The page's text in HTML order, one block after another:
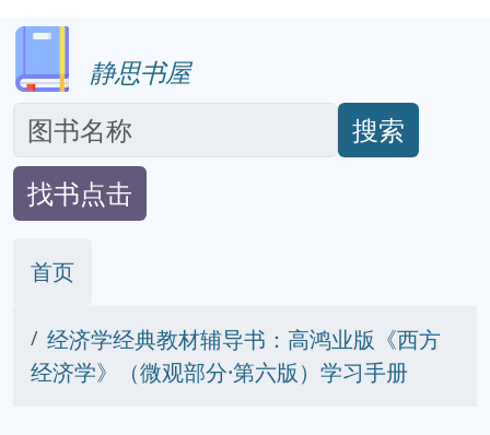
静思书屋
搜索
找书点击
首页
经济学经典教材辅导书：高鸿业版《西方
经济学》（微观部分·第六版）学习手册